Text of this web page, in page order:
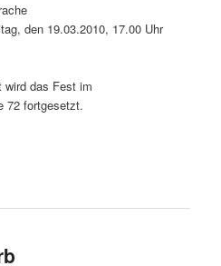
den 19.03.2010, 17.00 Uhr
wird das Fest im
72 fortgesetzt.